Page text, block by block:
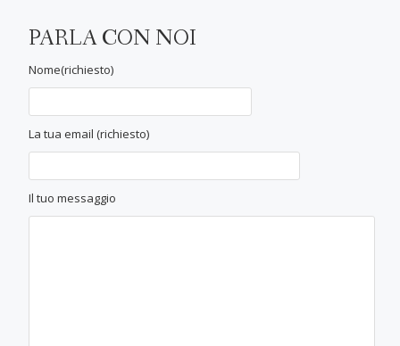
PARLA CON NOI
Nome(richiesto)
La tua email (richiesto)
Il tuo messaggio